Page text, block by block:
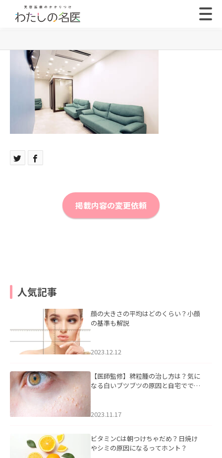
掲載内容の変更依頼
人気記事
顔の大きさの平均はどのくらい？小顔
の基準も解説
2023.12.12
【医師監修】稗粒腫の治し方は？気に
なる白いブツブツの原因と自宅ででき
2023.11.17
ビタミンCは朝つけちゃだめ？日焼け
やシミの原因になるってホント？